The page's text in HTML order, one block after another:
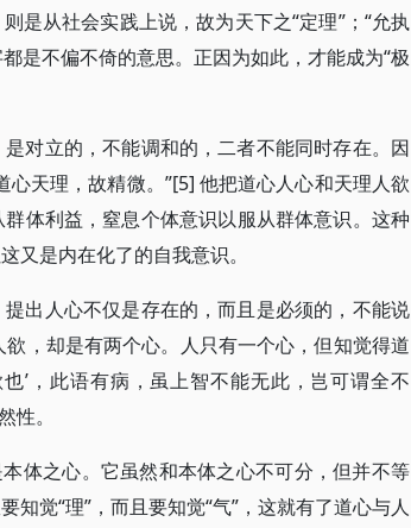
是从社会实践上说，故为天下之“定理”；“允执
是不偏不倚的意思。正因为如此，才能成为“极
对立的，不能调和的，二者不能同时存在。因
天理，故精微。”[5] 他把道心人心和天理人欲
体利益，窒息个体意识以服从群体意识。这种
又是内在化了的自我意识。
出人心不仅是存在的，而且是必须的，不能说
，却是有两个心。人只有一个心，但知觉得道
’，此语有病，虽上智不能无此，岂可谓全不
。
体之心。它虽然和本体之心不可分，但并不等
觉“理”，而且要知觉“气”，这就有了道心与人